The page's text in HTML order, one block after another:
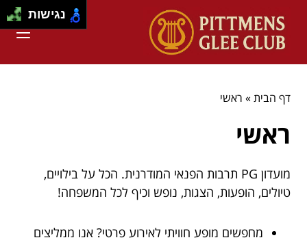
דף הבית» ראשי
ראשי
מועדון PG תרבות הפנאי המודרנית. הכל על בילויים,
טיולים, הופעות, הצגות, נופש וכיף לכל המשפחה!
מחפשים מופע חוויתי לאירוע פרטי? אנו ממליצים
נגישות